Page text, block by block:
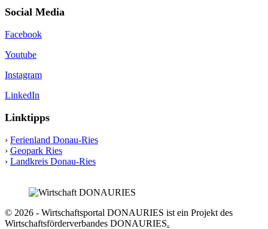
Social Media
Facebook
Youtube
Instagram
LinkedIn
Linktipps
› Ferienland Donau-Ries
› Geopark Ries
› Landkreis Donau-Ries
© 2026 - Wirtschaftsportal DONAURIES ist ein Projekt des
Wirtschaftsförderverbandes DONAURIES.